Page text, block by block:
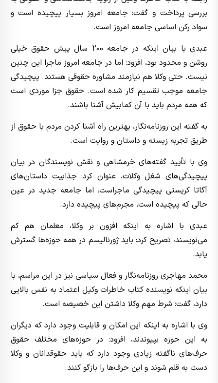
بررسی پرداخت و گفت: جامعه امروز بسیار پیچیده است و
سواد رکن اساسی جامعه امروز است.
عبدی با بیان اینکه در جامعه 200 سال پیش حقوق خیلی
روشن و محدود بود، افزود: اما در جامعه امروز ماجرا این چنین
نیست. حتی وکلا هم نیازمند مشاوره حقوقی هستند. پیچیدگی
جامعه موجب تقسیم کار شده است. حقوق جزا موردی است
که همه مردم باید با آن کمابیش آشنا باشند.
به گفته این روزنامه‌نگار، بهترین راه آشنا کردن مردم با حقوق از
طریق تجربه زیسته و داستان و روایت است.
وی با تأیید گفته‌های خرمشاهی و نقش نویسندگان در بیان
پیچیدگی‌های شغل وکلات، عنوان کرد: جذابیت داستان‌های
آگاتا کریستی پیچیدگی ماجراست، اما جامعه جدید در عین
حالی که پیچیده است، مجرم‌های پیچیده دارد.
عبدی با اشاره به اینکه افزون بر وکلا، معلمان هم کم
می‌نویسند، تصریح کرد: باید ژورنالیسم در همه حوزه‌ها گسترش
یابد.
محمد مهاجری روزنامه‌نگار و فعال سیاسی نیز در این مراسم، با
بیان اینکه نویسنده کتاب خاطرات وکیل اعتماد به نفس بالایی
دارد، گفت: شرط مهم وکلا داشتن این خصیصه است.
وی با اشاره به اینکه این امکان و قابلیت وجود دارد که دیگران
به این حوزه بپیوندند، افزود: در حوزه‌های مختلف حقوق
حرف‌های ناگفته زیادی وجود دارد که باید حقوقدانان و وکلا
دست به قلم شوند و این حرف‌ها را بازگو کنند.